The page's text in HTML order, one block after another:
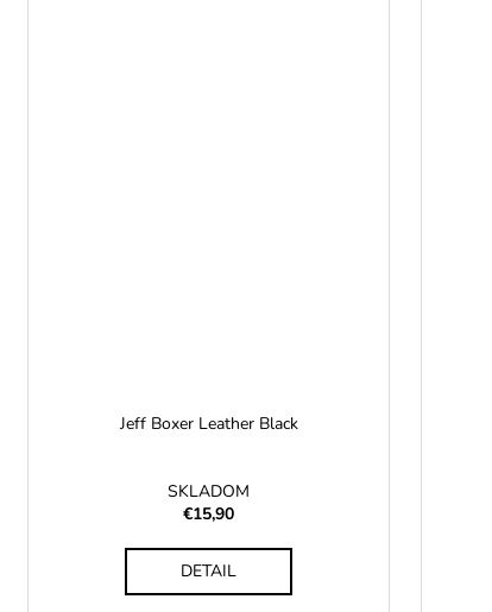
Jeff Boxer Leather Black
SKLADOM
€15,90
DETAIL